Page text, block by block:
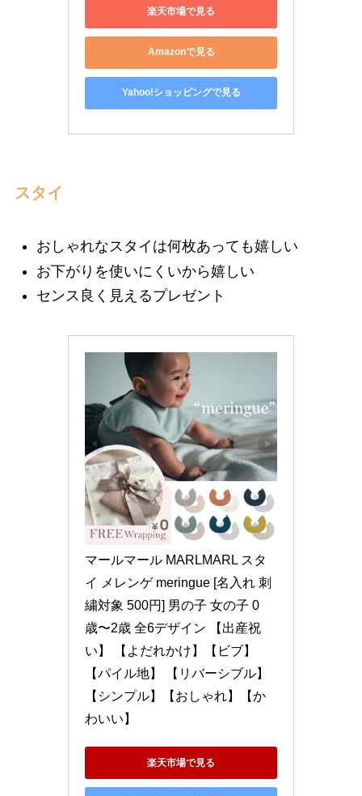
楽天市場で見る
Amazonで見る
Yahoo!ショッピングで見る
スタイ
おしゃれなスタイは何枚あっても嬉しい
お下がりを使いにくいから嬉しい
センス良く見えるプレゼント
マールマール MARLMARL スタ
イ メレンゲ meringue [名入れ 刺
繍対象 500円] 男の子 女の子 0
歳〜2歳 全6デザイン 【出産祝
い】 【よだれかけ】【ビブ】
【パイル地】 【リバーシブル】
【シンプル】【おしゃれ】【か
わいい】
楽天市場で見る